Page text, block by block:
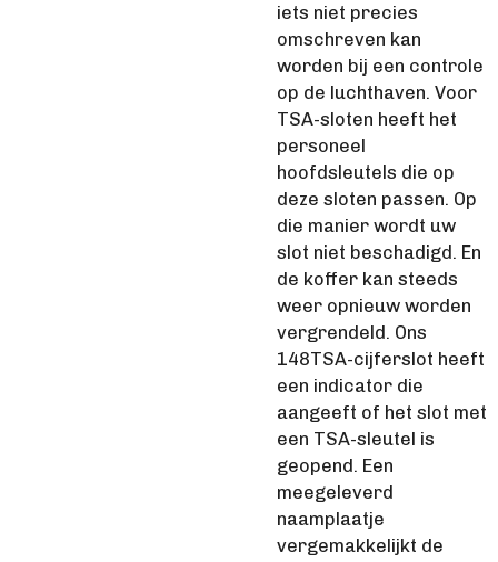
iets niet precies
omschreven kan
worden bij een controle
op de luchthaven. Voor
TSA-sloten heeft het
personeel
hoofdsleutels die op
deze sloten passen. Op
die manier wordt uw
slot niet beschadigd. En
de koffer kan steeds
weer opnieuw worden
vergrendeld. Ons
148TSA-cijferslot heeft
een indicator die
aangeeft of het slot met
een TSA-sleutel is
geopend. Een
meegeleverd
naamplaatje
vergemakkelijkt de